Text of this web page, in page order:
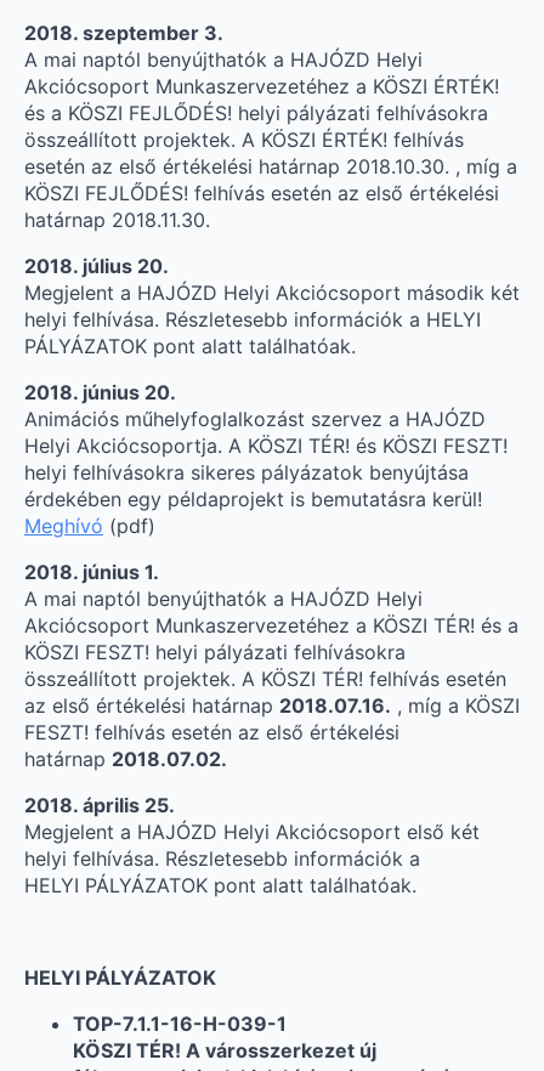
2018. szeptember 3.
A mai naptól benyújthatók a HAJÓZD Helyi
Akciócsoport Munkaszervezetéhez a KÖSZI ÉRTÉK!
és a KÖSZI FEJLŐDÉS! helyi pályázati felhívásokra
összeállított projektek. A KÖSZI ÉRTÉK! felhívás
esetén az első értékelési határnap 2018.10.30. , míg a
KÖSZI FEJLŐDÉS! felhívás esetén az első értékelési
határnap 2018.11.30.
2018. július 20.
Megjelent a HAJÓZD Helyi Akciócsoport második két
helyi felhívása. Részletesebb információk a HELYI
PÁLYÁZATOK pont alatt találhatóak.
2018. június 20.
Animációs műhelyfoglalkozást szervez a HAJÓZD
Helyi Akciócsoportja. A KÖSZI TÉR! és KÖSZI FESZT!
helyi felhívásokra sikeres pályázatok benyújtása
érdekében egy példaprojekt is bemutatásra kerül!
Meghívó (pdf)
2018. június 1.
A mai naptól benyújthatók a HAJÓZD Helyi
Akciócsoport Munkaszervezetéhez a KÖSZI TÉR! és a
KÖSZI FESZT! helyi pályázati felhívásokra
összeállított projektek. A KÖSZI TÉR! felhívás esetén
az első értékelési határnap 2018.07.16. , míg a KÖSZI
FESZT! felhívás esetén az első értékelési
határnap 2018.07.02.
2018. április 25.
Megjelent a HAJÓZD Helyi Akciócsoport első két
helyi felhívása. Részletesebb információk a
HELYI PÁLYÁZATOK pont alatt találhatóak.
HELYI PÁLYÁZATOK
TOP-7.1.1-16-H-039-1
KÖSZI TÉR! A városszerkezet új